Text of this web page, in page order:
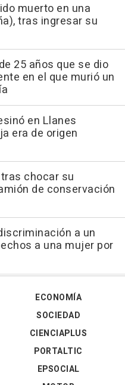
muerto en una
tras ingresar su
25 años que se dio
en el que murió un
en Llanes
era de origen
chocar su
de conservación
a un
a una mujer por
ECONOMÍA
SOCIEDAD
CIENCIAPLUS
PORTALTIC
EPSOCIAL